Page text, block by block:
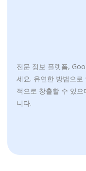
전문 정보 플랫폼,
세요. 유연한 방법으
적으로 창출할 수 있
니다.